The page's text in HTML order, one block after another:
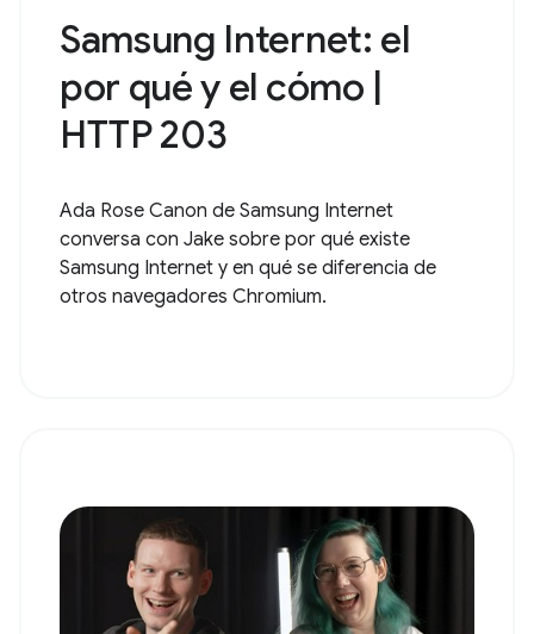
Samsung Internet: el
por qué y el cómo |
HTTP 203
Ada Rose Canon de Samsung Internet
conversa con Jake sobre por qué existe
Samsung Internet y en qué se diferencia de
otros navegadores Chromium.